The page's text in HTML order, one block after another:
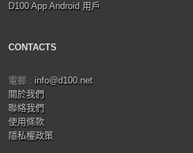
D100 App Android 用戶
CONTACTS
電郵 : info@d100.net
關於我們
聯絡我們
使用條款
隱私權政策